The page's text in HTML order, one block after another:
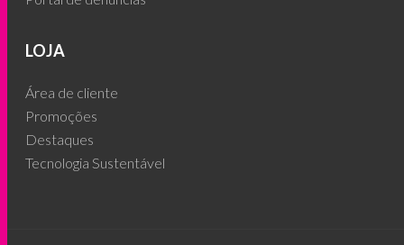
LOJA
Área de cliente
Promoções
Destaques
Tecnologia Sustentável